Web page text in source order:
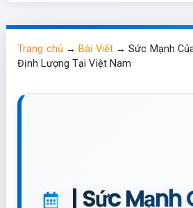
Trang chủ →Bài Viết→Sức Mạnh
Định Lượng Tại Việt Nam
| Sức Mạnh